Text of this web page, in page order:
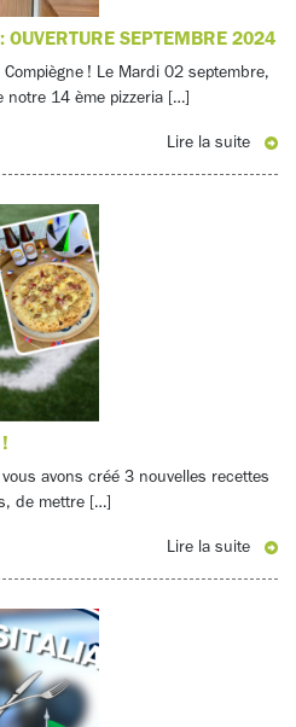
OUVERTURE SEPTEMBRE 2024
! Le Mardi 02 septembre,
notre 14 ème pizzeria […]
Lire la suite
avons créé 3 nouvelles recettes
de mettre […]
Lire la suite